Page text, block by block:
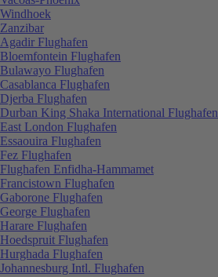
Windhoek
Zanzibar
Agadir Flughafen
Bloemfontein Flughafen
Bulawayo Flughafen
Casablanca Flughafen
Djerba Flughafen
Durban King Shaka International Flughafen
East London Flughafen
Essaouira Flughafen
Fez Flughafen
Flughafen Enfidha-Hammamet
Francistown Flughafen
Gaborone Flughafen
George Flughafen
Harare Flughafen
Hoedspruit Flughafen
Hurghada Flughafen
Johannesburg Intl. Flughafen